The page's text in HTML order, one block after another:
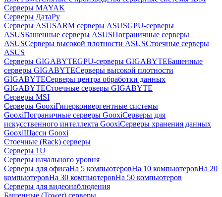
Серверы MAYAK
Серверы ДатаРу
Серверы ASUSARM серверы ASUSGPU-серверы
ASUSБашенные серверы ASUSПограничные серверы
ASUSСерверы высокой плотности ASUSСтоечные серверы
ASUS
Серверы GIGABYTEGPU-серверы GIGABYTEБашенные
серверы GIGABYTEСерверы высокой плотности
GIGABYTEСерверы центра обработки данных
GIGABYTEСтоечные серверы GIGABYTE
Серверы MSI
Серверы GooxiГиперконвергентные системы
GooxiПограничные серверы GooxiСерверы для
искусственного интеллекта GooxiСерверы хранения данных
GooxiШасси Gooxi
Стоечные (Rack) серверы
Серверы 1U
Серверы начального уровня
Серверы для офисаНа 5 компьютеровНа 10 компьютеровНа 20
компьютеровНа 30 компьютеровНа 50 компьютеров
Серверы для видеонаблюдения
Башенные (Tower) серверы